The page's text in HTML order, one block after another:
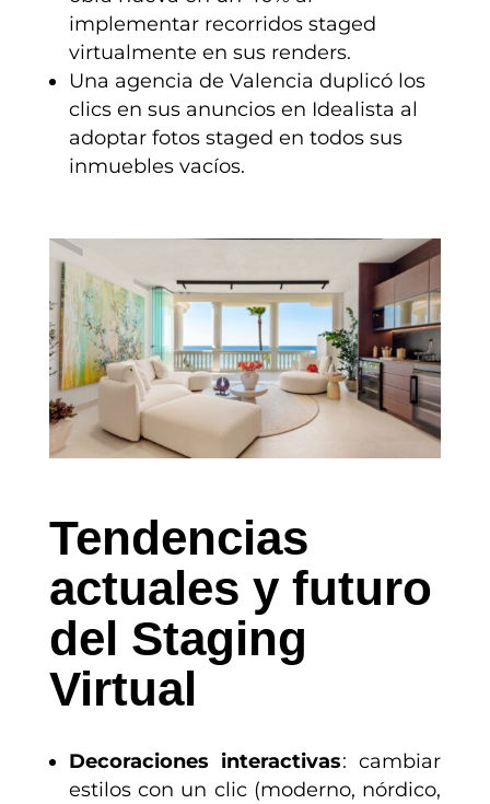
implementar recorridos staged
virtualmente en sus renders.
Una agencia de Valencia duplicó los
clics en sus anuncios en Idealista al
adoptar fotos staged en todos sus
inmuebles vacíos.
Tendencias
actuales y futuro
del Staging
Virtual
Decoraciones interactivas: cambiar
estilos con un clic (moderno, nórdico,